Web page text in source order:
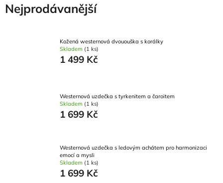
Nejprodávanější
Kožená westernová dvououška s korálky
Skladem (1 ks)
1 499 Kč
Westernová uzdečka s tyrkenitem a čaroitem
Skladem (1 ks)
1 699 Kč
Westernová uzdečka s ledovým achátem pro harmonizaci
emocí a mysli
Skladem (1 ks)
1 699 Kč